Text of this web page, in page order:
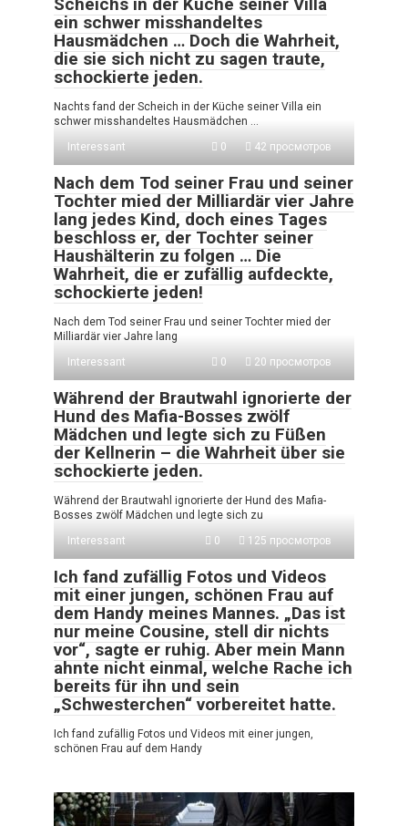
ein schwer misshandeltes
Hausmädchen … Doch die Wahrheit,
die sie sich nicht zu sagen traute,
schockierte jeden.
Nachts fand der Scheich in der Küche seiner Villa ein
schwer misshandeltes Hausmädchen …
Interessant
0 42 просмотров
Nach dem Tod seiner Frau und seiner
Tochter mied der Milliardär vier Jahre
lang jedes Kind, doch eines Tages
beschloss er, der Tochter seiner
Haushälterin zu folgen … Die
Wahrheit, die er zufällig aufdeckte,
schockierte jeden!
Nach dem Tod seiner Frau und seiner Tochter mied der
Milliardär vier Jahre lang
Interessant
0 20 просмотров
Während der Brautwahl ignorierte der
Hund des Mafia-Bosses zwölf
Mädchen und legte sich zu Füßen
der Kellnerin – die Wahrheit über sie
schockierte jeden.
Während der Brautwahl ignorierte der Hund des Mafia-
Bosses zwölf Mädchen und legte sich zu
Interessant
0 125 просмотров
Ich fand zufällig Fotos und Videos
mit einer jungen, schönen Frau auf
dem Handy meines Mannes. „Das ist
nur meine Cousine, stell dir nichts
vor“, sagte er ruhig. Aber mein Mann
ahnte nicht einmal, welche Rache ich
bereits für ihn und sein
„Schwesterchen“ vorbereitet hatte.
Ich fand zufällig Fotos und Videos mit einer jungen,
schönen Frau auf dem Handy